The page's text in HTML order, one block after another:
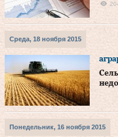
Среда, 18 ноября 2015
Понедельник, 16 ноября 2015